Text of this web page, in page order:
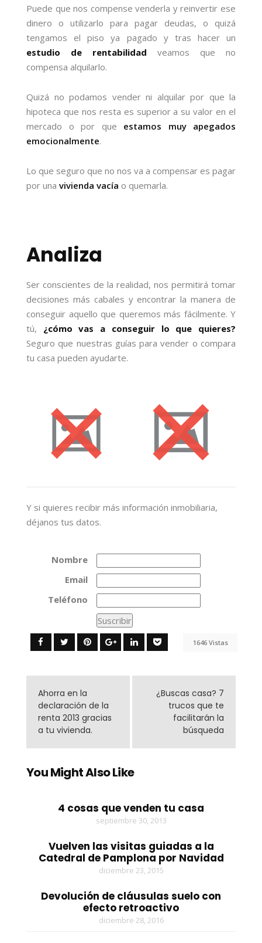
Puede que nos compense venderla y reinvertir ese
dinero o utilizarlo para pagar deudas, o quizá
tengamos el piso ya pagado y tras hacer un
estudio de rentabilidad veamos que no
compensa alquilarlo.
Quizá no podamos vender ni alquilar por que la
hipoteca que nos resta es superior a su valor en el
mercado o por que estamos muy apegados
emocionalmente.
Lo que seguro que no nos va a compensar es pagar
por una vivienda vacía o quemarla.
Analiza
Ser conscientes de la realidad, nos permitirá tomar
decisiones más cabales y encontrar la manera de
conseguir aquello que queremos más fácilmente. Y
tú, ¿cómo vas a conseguir lo que quieres?
Seguro que nuestras guías para vender o compara
tu casa pueden ayudarte.
Y si quieres recibir más información inmobiliaria,
déjanos tus datos.
Nombre
Email
Teléfono
1646 Vistas
Ahorra en la
declaración de la
renta 2013 gracias
a tu vivienda.
¿Buscas casa? 7
trucos que te
facilitarán la
búsqueda
You Might Also Like
4 cosas que venden tu casa
septiembre 30, 2013
Vuelven las visitas guiadas a la
Catedral de Pamplona por Navidad
diciembre 23, 2015
Devolución de cláusulas suelo con
efecto retroactivo
diciembre 28, 2016